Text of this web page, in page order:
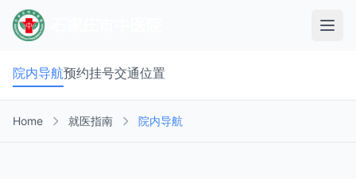
院内导航预约挂号交通位置
Home 就医指南 院内导航